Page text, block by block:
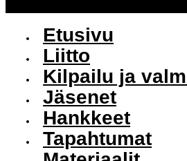
Etusivu
Liitto
Kilpailu ja
Jäsenet
Hankkeet
Tapahtumat